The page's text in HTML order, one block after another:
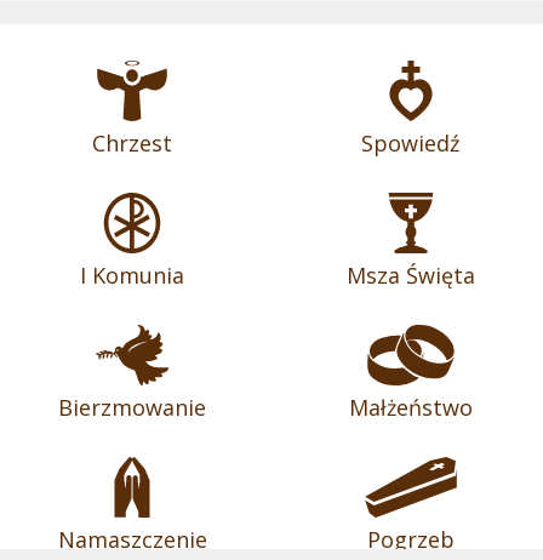
Chrzest Spowiedź
I Komunia Msza Święta
Bierzmowanie Małżeństwo
Namaszczenie Pogrzeb